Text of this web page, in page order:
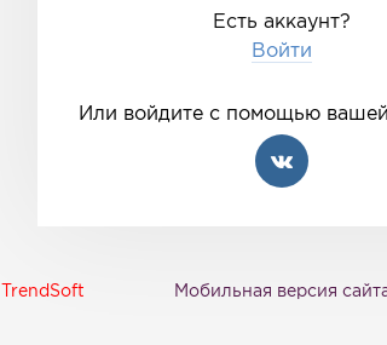
Есть аккаунт?
Войти
Или войдите с помощью
TrendSoft Мобильная версия